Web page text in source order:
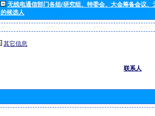
无线电通信部门各组(研究组、特委会、大会筹备会议
的候选人
其它信息
联系人